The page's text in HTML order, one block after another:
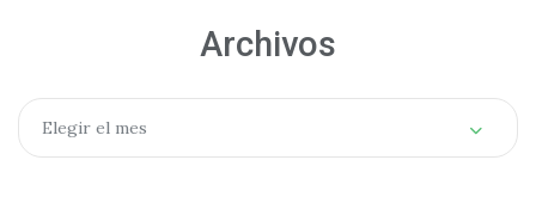
Archivos
Archivos
Elegir el mes